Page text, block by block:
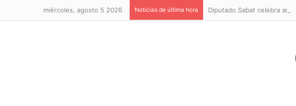
miércoles, agosto 5 2026 Noticias de última hora